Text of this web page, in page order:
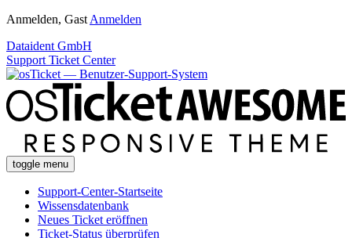
Anmelden, Gast Anmelden
Dataident GmbH
Support Ticket Center
toggle menu
Support-Center-Startseite
Wissensdatenbank
Neues Ticket eröffnen
Ticket-Status überprüfen